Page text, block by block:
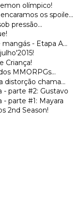
olímpico!
os spoile...
pressão...
- Etapa A...
Criança!
MMORPGs...
distorção chama...
- parte #2: Gustavo
parte #1: Mayara
2nd Season!